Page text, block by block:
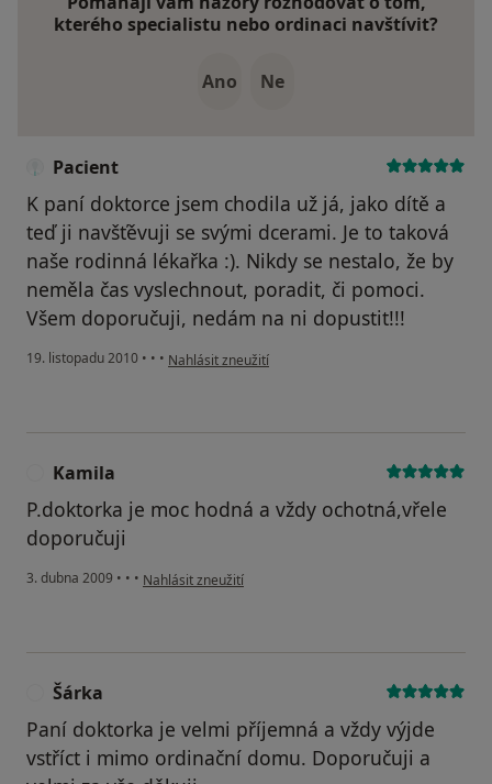
kterého specialistu nebo ordinaci navštívit?
Ano Ne
Pacient
K paní doktorce jsem chodila už já, jako dítě a
teď ji navšťěvuji se svými dcerami. Je to taková
naše rodinná lékařka :). Nikdy se nestalo, že by
neměla čas vyslechnout, poradit, či pomoci.
Všem doporučuji, nedám na ni dopustit!!!
19. listopadu 2010 • • • podle názoru uživatele Pacient
Nahlásit zneužití
Kamila
P.doktorka je moc hodná a vždy ochotná,vřele
doporučuji
3. dubna 2009 • • • podle názoru uživatele Kamila
Nahlásit zneužití
Šárka
Paní doktorka je velmi příjemná a vždy výjde
vstříct i mimo ordinační domu. Doporučuji a